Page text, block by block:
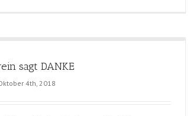
sagt DANKE
4th, 2018